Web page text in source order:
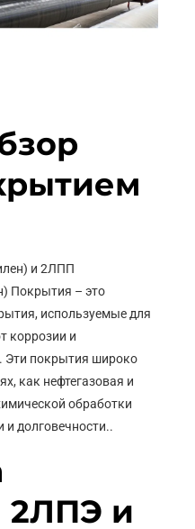
и 2ЛПП
Покрытия – это
используемые для
коррозии и
Эти покрытия широко
как нефтегазовая и
обработки
и долговечности..
2ЛПЭ и